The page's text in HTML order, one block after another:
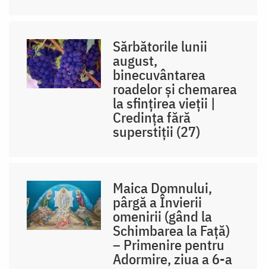
Sărbătorile lunii
august,
binecuvântarea
roadelor și chemarea
la sfințirea vieții |
Credința fără
superstiții (27)
Maica Domnului,
pârgă a Învierii
omenirii (gând la
Schimbarea la Față)
– Primenire pentru
Adormire, ziua a 6-a